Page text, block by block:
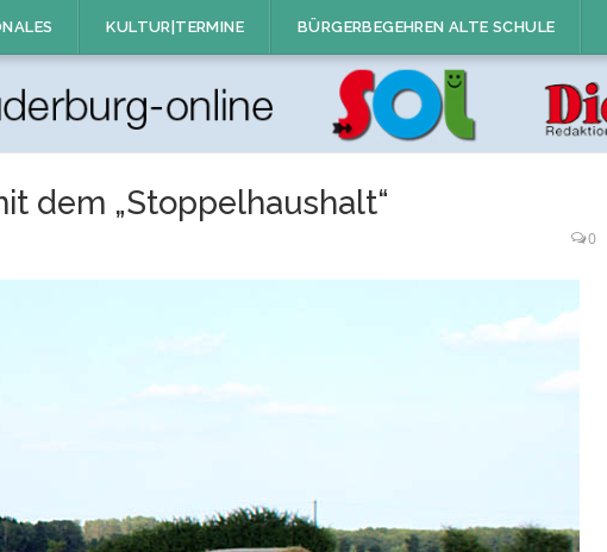
KULTUR|TERMINE BÜRGERBEGEHREN ALTE SCHULE
dem „Stoppelhaushalt“
0